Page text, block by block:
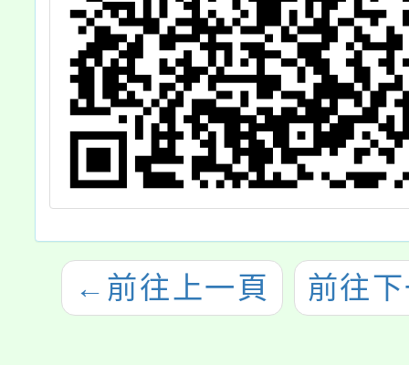
← 前往上一頁 前往